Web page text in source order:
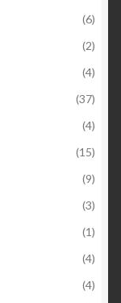
(6)
(2)
(4)
(37)
(4)
(15)
(9)
(3)
(1)
(4)
(4)